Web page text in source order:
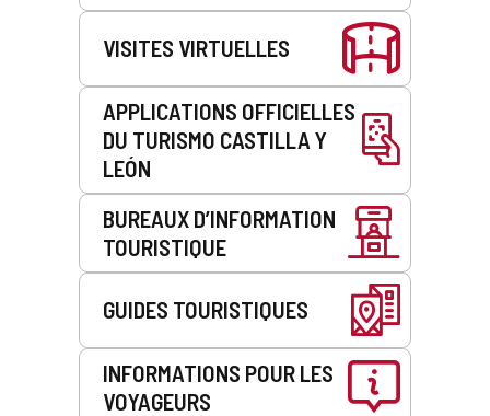
VISITES VIRTUELLES
APPLICATIONS OFFICIELLES
DU TURISMO CASTILLA Y
LEÓN
BUREAUX D’INFORMATION
TOURISTIQUE
GUIDES TOURISTIQUES
INFORMATIONS POUR LES
VOYAGEURS